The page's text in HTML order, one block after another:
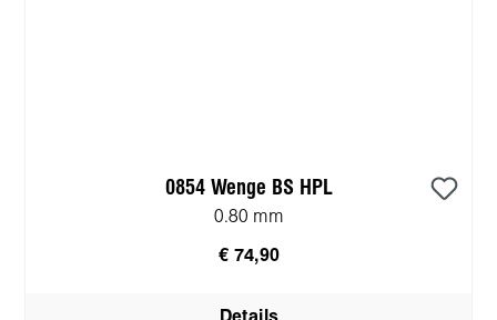
0854 Wenge BS HPL
0.80 mm
€ 74,90